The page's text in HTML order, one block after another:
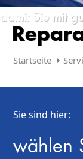
damit Sie mit
Startseite
Sie sind hier:
wählen